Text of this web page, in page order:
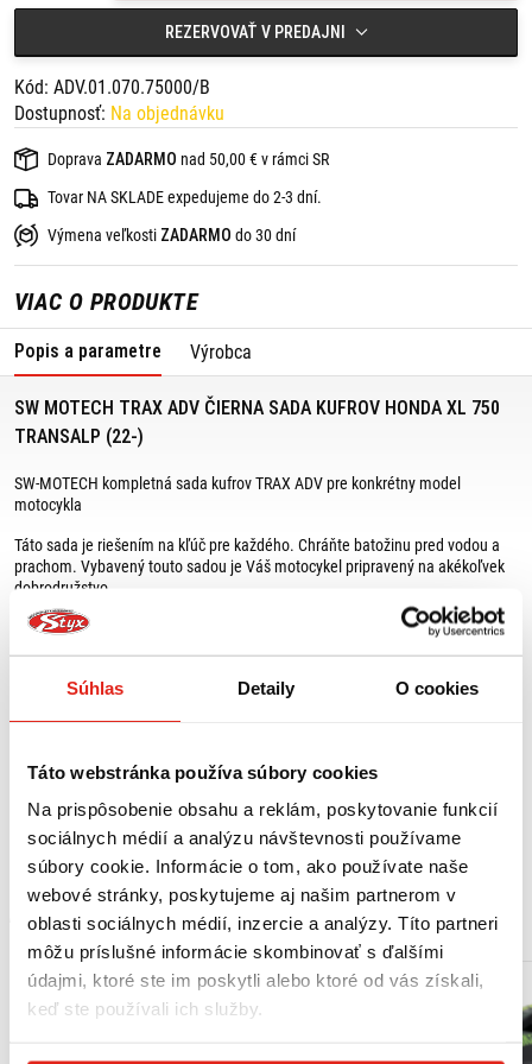
Súhlas Detaily O cookies
Táto webstránka používa súbory cookies
Na prispôsobenie obsahu a reklám, poskytovanie funkcií
sociálnych médií a analýzu návštevnosti používame
súbory cookie. Informácie o tom, ako používate naše
webové stránky, poskytujeme aj našim partnerom v
oblasti sociálnych médií, inzercie a analýzy. Títo partneri
môžu príslušné informácie skombinovať s ďalšími
údajmi, ktoré ste im poskytli alebo ktoré od vás získali,
keď ste používali ich služby.
Ochrana proti oxidácii a oderu vďaka práškovému laku, ľahko
Robotické zváranie a kvalitné nitovanie zamedzujú prenikaniu
vlhkosti a prachu.
Vysoká stabilita vďaka vizuálne príťažlivému a funkčnému
reliéfnemu plechu.
Zabezpečenie proti krádeži.
Obsah balenia:
1 x TRAX ADV vrchný kufor 38 l,
1 x TRAX ADV bočný kufor L 45 l - ľavý,
1 x TRAX ADV bočný kufor L 45 l - pravý,
2 x adaptérová súprava pre PRO bočný nosič,
1 x ADVENTURE-RACK zadný nosič,
1 x adaptérová platňa pre ADVENTURE-RACK zadný nosič,
3 x TRAX sada zámkov,
2 x TRAX M/L rozpínacia vnútorná taška,
6 x obmedzovač otvárania veka,
3 x vnútorná taška,
1 x Multi-Tool kľúčenka,
montážny materiál,
montážny návod.
REZERVOVAŤ V PREDAJNI
Kód: ADV.01.070.75000/B
Dostupnosť: Na objednávku
Doprava ZADARMO nad 50,00 € v rámci SR
Tovar NA SKLADE expedujeme do 2-3 dní.
Výmena veľkosti ZADARMO do 30 dní
VIAC O PRODUKTE
Popis a parametre Výrobca
SW MOTECH TRAX ADV ČIERNA SADA KUFROV HONDA XL 750
TRANSALP (22-)
SW-MOTECH kompletná sada kufrov TRAX ADV pre konkrétny model
motocykla
Táto sada je riešením na kľúč pre každého. Chráňte batožinu pred vodou a
prachom. Vybavený touto sadou je Váš motocykel pripravený na akékoľvek
dobrodružstvo.
Materiál: hliník
Objem: 128 l (45 l + 45 l + 38 l)
TRAX ADV vrchný kufor - 41 cm x 34 cm x 33 cm
Ochrana proti oxidácii a oderu vďaka práškovému laku, ľahko čistiteľný
povrch.
Robotické zváranie a kvalitné nitovanie zamedzujú prenikaniu vlhkosti a
Vysoká stabilita vďaka vizuálne príťažlivému a funkčnému reliéfnemu
plechu.
Plastové rohové krytky vystužené sklenými vláknami.
Zabezpečenie proti krádeži.
Obsah balenia:
Zobraziť viac
MOHLO BY SA VÁM PÁČIŤ